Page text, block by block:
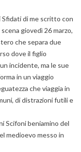
di me scritto con
giovedì 26 marzo,
che separa due
dove il figlio
incidente, ma le sue
in un viaggio
che viaggia in
di distrazioni futili e
Scifoni beniamino del
medioevo messo in